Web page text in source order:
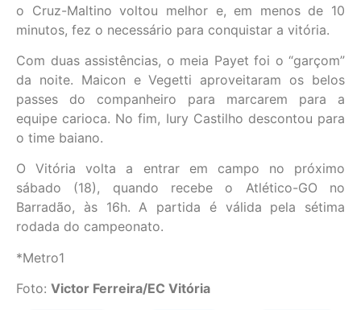
o Cruz-Maltino voltou melhor e, em menos de 10
minutos, fez o necessário para conquistar a vitória.
Com duas assistências, o meia Payet foi o “garçom”
da noite. Maicon e Vegetti aproveitaram os belos
passes do companheiro para marcarem para a
equipe carioca. No fim, Iury Castilho descontou para
o time baiano.
O Vitória volta a entrar em campo no próximo
sábado (18), quando recebe o Atlético-GO no
Barradão, às 16h. A partida é válida pela sétima
rodada do campeonato.
*Metro1
Foto: Victor Ferreira/EC Vitória